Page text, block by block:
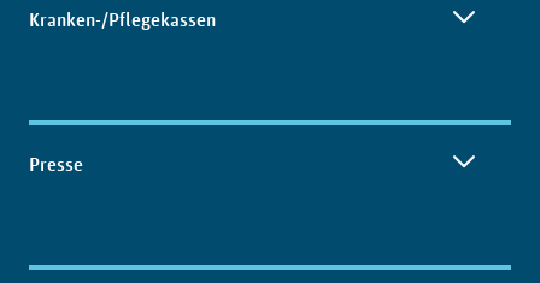
Kranken-/Pflegekassen
Presse